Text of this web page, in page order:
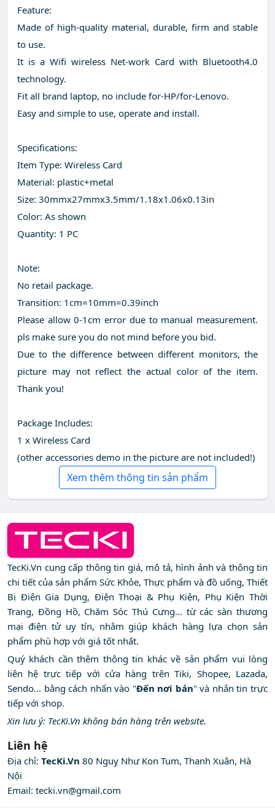
Feature:
Made of high-quality material, durable, firm and stable
to use.
It is a Wifi wireless Net-work Card with Bluetooth4.0
technology.
Fit all brand laptop, no include for-HP/for-Lenovo.
Easy and simple to use, operate and install.
Specifications:
Item Type: Wireless Card
Material: plastic+metal
Size: 30mmx27mmx3.5mm/1.18x1.06x0.13in
Color: As shown
Quantity: 1 PC
Note:
No retail package.
Transition: 1cm=10mm=0.39inch
Please allow 0-1cm error due to manual measurement.
pls make sure you do not mind before you bid.
Due to the difference between different monitors, the
picture may not reflect the actual color of the item.
Thank you!
Package Includes:
1 x Wireless Card
(other accessories demo in the picture are not included!)
Xem thêm thông tin sản phẩm
TecKi.Vn cung cấp thông tin giá, mô tả, hình ảnh và thông tin
chi tiết của sản phẩm Sức Khỏe, Thực phẩm và đồ uống, Thiết
Bị Điện Gia Dụng, Điện Thoại & Phụ Kiện, Phụ Kiện Thời
Trang, Đồng Hồ, Chăm Sóc Thú Cưng... từ các sàn thương
mại điện tử uy tín, nhằm giúp khách hàng lựa chọn sản
phẩm phù hợp với giá tốt nhất.
Quý khách cần thêm thông tin khác về sản phẩm vui lòng
liên hệ trực tiếp với cửa hàng trên Tiki, Shopee, Lazada,
Sendo... bằng cách nhấn vào "Đến nơi bán" và nhắn tin trực
tiếp với shop.
Xin lưu ý: TecKi.Vn không bán hàng trên website.
Liên hệ
Địa chỉ: TecKi.Vn 80 Nguỵ Như Kon Tum, Thanh Xuân, Hà
Nội
Email: tecki.vn@gmail.com